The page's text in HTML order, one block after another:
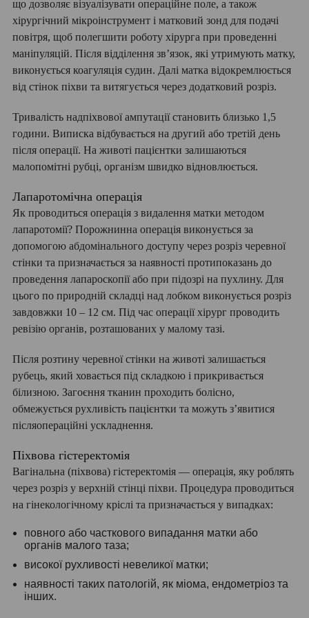
що дозволяє візуалізувати операційне поле, а також
хірургічний мікроінструмент і матковий зонд для подачі
повітря, щоб полегшити роботу хірурга при проведенні
маніпуляцій. Після відділення зв’язок, які утримують матку,
виконується коагуляція судин. Далі матка відокремлюється
від стінок піхви та витягується через додатковий розріз.
Тривалість надпіхвової ампутації становить близько 1,5
години. Виписка відбувається на другий або третій день
після операції. На животі пацієнтки залишаються
малопомітні рубці, організм швидко відновлюється.
Лапаротомічна операція
Як проводиться операція з видалення матки методом
лапаротомії? Порожнинна операція виконується за
допомогою абдомінального доступу через розріз черевної
стінки та призначається за наявності протипоказань до
проведення лапароскопії або при підозрі на пухлину. Для
цього по природній складці над лобком виконується розріз
завдовжки 10 – 12 см. Під час операції хірург проводить
ревізію органів, розташованих у малому тазі.
Після розтину черевної стінки на животі залишається
рубець, який ховається під складкою і прикривається
білизною. Загоєння тканин проходить болісно, ​​
обмежується рухливість пацієнтки та можуть з’явитися
післяопераційні ускладнення.
Піхвова гістеректомія
Вагінальна (піхвова) гістеректомія — операція, яку роблять
через розріз у верхній стінці піхви. Процедура проводиться
на гінекологічному кріслі та призначається у випадках:
повного або часткового випадання матки або
органів малого таза;
високої рухливості невеликої матки;
наявності таких патологій, як міома, ендометріоз та
інших.